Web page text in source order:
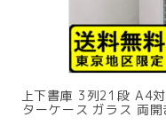
上下書庫 3列21段 A4
ターケース ガラス 両